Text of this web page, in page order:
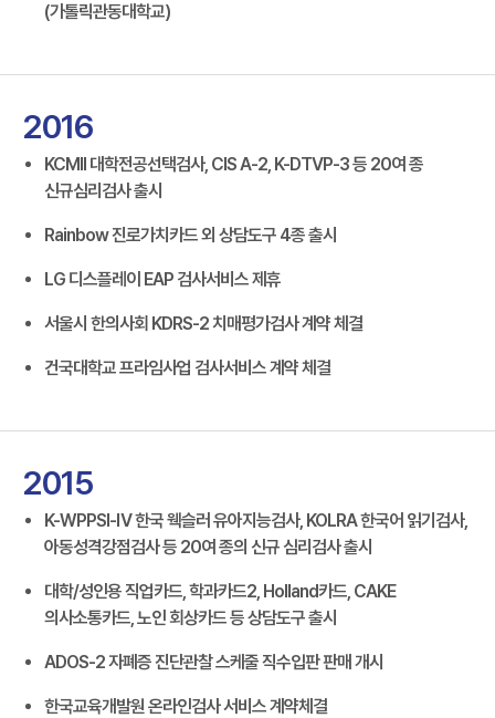
(가톨릭관동대학교)
2016
KCMII 대학전공선택검사, CIS A-2, K-DTVP-3 등 20여 종
신규심리검사 출시
Rainbow 진로가치카드 외 상담도구 4종 출시
LG 디스플레이 EAP 검사서비스 제휴
서울시 한의사회 KDRS-2 치매평가검사 계약 체결
건국대학교 프라임사업 검사서비스 계약 체결
2015
K-WPPSI-Ⅳ 한국 웩슬러 유아지능검사, KOLRA 한국어 읽기검사,
아동성격강점검사 등 20여 종의 신규 심리검사 출시
대학/성인용 직업카드, 학과카드2, Holland카드, CAKE
의사소통카드, 노인 회상카드 등 상담도구 출시
ADOS-2 자폐증 진단관찰 스케줄 직수입판 판매 개시
한국교육개발원 온라인검사 서비스 계약체결